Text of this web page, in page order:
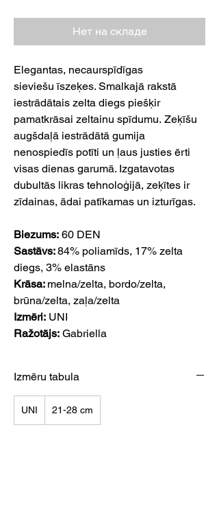
Нет на складе
Elegantas, necaurspīdīgas
sieviešu īszeķes. Smalkajā rakstā
iestrādātais zelta diegs piešķir
pamatkrāsai zeltainu spīdumu. Zeķīšu
augšdaļā iestrādātā gumija
nenospiedīs potīti un ļaus justies ērti
visas dienas garumā. Izgatavotas
dubultās likras tehnoloģijā, zeķītes ir
zīdainas, ādai patīkamas un izturīgas.
Biezums: 60 DEN
Sastāvs:84% poliamīds, 17% zelta
diegs, 3% elastāns
Krāsa: melna/zelta, bordo/zelta,
brūna/zelta, zaļa/zelta
Izmēri: UNI
Ražotājs: Gabriella
Izmēru tabula
UNI 21-28 cm